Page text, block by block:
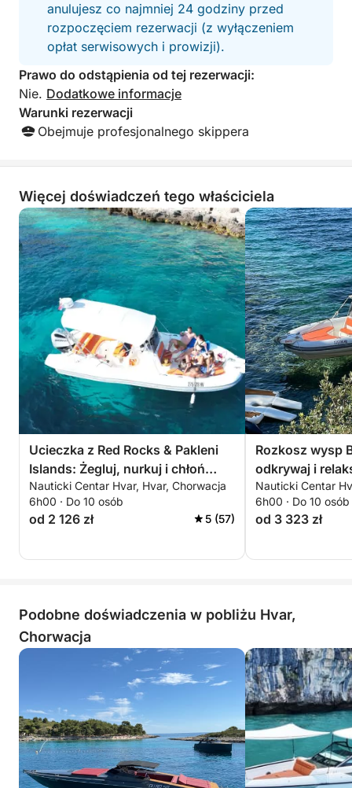
anulujesz co najmniej 24 godziny przed
rozpoczęciem rezerwacji (z wyłączeniem
opłat serwisowych i prowizji).
Prawo do odstąpienia od tej rezerwacji:
Nie. Dodatkowe informacje
Warunki rezerwacji
Obejmuje profesjonalnego skippera
Więcej doświadczeń tego właściciela
Ucieczka z Red Rocks & Pakleni
Islands: Żegluj, nurkuj i chłoń
Adriatyk
Nauticki Centar Hvar, Hvar, Chorwacja
6h00 · Do 10 osób
od 2 126 zł 5 (57)
Rozkosz wysp
odkrywaj i
Zlatni Rat
Nauticki Centar
6h00 · Do 10 osób
od 3 323 zł
Podobne doświadczenia w pobliżu Hvar,
Chorwacja